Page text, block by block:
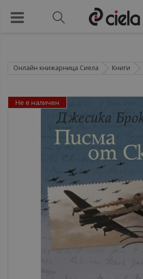
Онлайн книжарница Сиела Книги
Не е наличен